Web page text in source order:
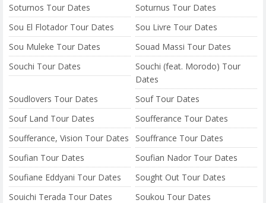
Soturnos Tour Dates
Soturnus Tour Dates
Sou El Flotador Tour Dates
Sou Livre Tour Dates
Sou Muleke Tour Dates
Souad Massi Tour Dates
Souchi Tour Dates
Souchi (feat. Morodo) Tour
Dates
Soudlovers Tour Dates
Souf Tour Dates
Souf Land Tour Dates
Soufferance Tour Dates
Soufferance, Vision Tour Dates
Souffrance Tour Dates
Soufian Tour Dates
Soufian Nador Tour Dates
Soufiane Eddyani Tour Dates
Sought Out Tour Dates
Souichi Terada Tour Dates
Soukou Tour Dates